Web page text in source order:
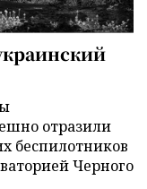
отразили
беспилотников
Черного